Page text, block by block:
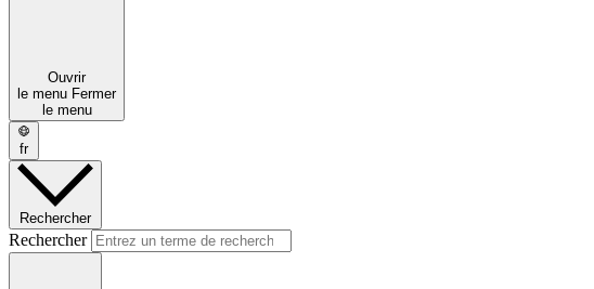
Ouvrir
le menu Fermer
le menu
fr
Rechercher
Rechercher